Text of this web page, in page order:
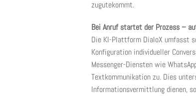
zugutekommt.
Bei Anruf startet der Prozess –
Die KI-Plattform DialoX umfasst
Konfiguration individueller
Messenger-Diensten wie
Textkommunikation zu. Dies
Informationsvermittlung dienen,